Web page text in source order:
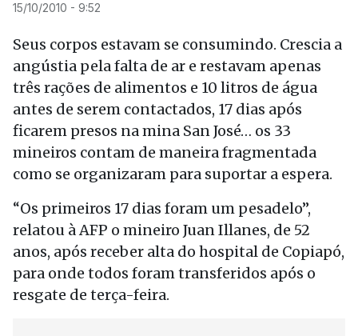
15/10/2010 - 9:52
Seus corpos estavam se consumindo. Crescia a
angústia pela falta de ar e restavam apenas
três rações de alimentos e 10 litros de água
antes de serem contactados, 17 dias após
ficarem presos na mina San José… os 33
mineiros contam de maneira fragmentada
como se organizaram para suportar a espera.
“Os primeiros 17 dias foram um pesadelo”,
relatou à AFP o mineiro Juan Illanes, de 52
anos, após receber alta do hospital de Copiapó,
para onde todos foram transferidos após o
resgate de terça-feira.